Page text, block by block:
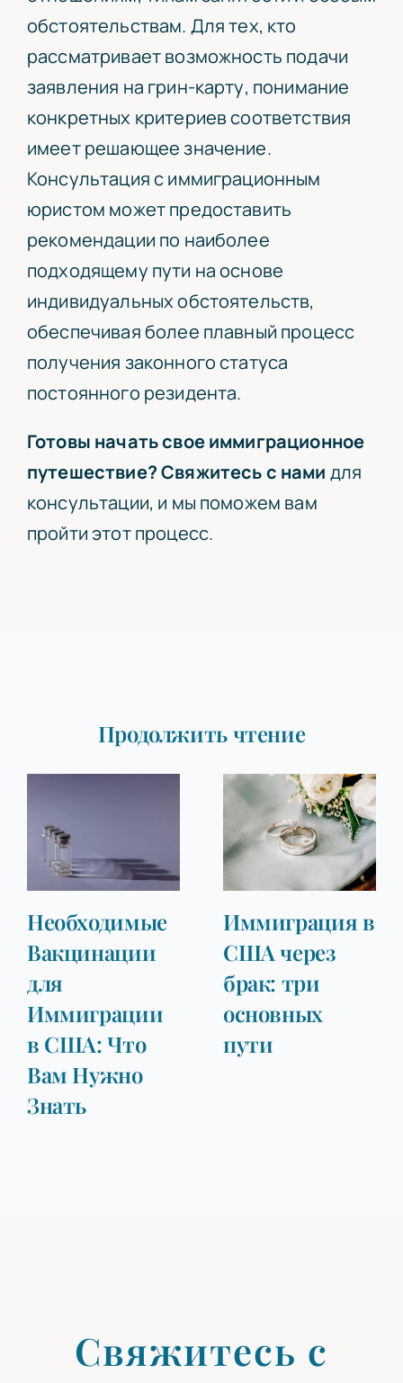
обстоятельствам. Для тех, кто
рассматривает возможность подачи
заявления на грин-карту, понимание
конкретных критериев соответствия
имеет решающее значение.
Консультация с иммиграционным
юристом может предоставить
рекомендации по наиболее
подходящему пути на основе
индивидуальных обстоятельств,
обеспечивая более плавный процесс
получения законного статуса
постоянного резидента.
Готовы начать свое иммиграционное
путешествие?Свяжитесь с нами для
консультации, и мы поможем вам
пройти этот процесс.
Продолжить чтение
Что
Нужно
Иммиграция в
США через
брак: три
основных
Свяжитесь с